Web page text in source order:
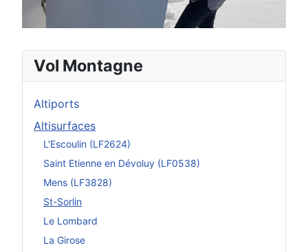
Vol Montagne
Altiports
Altisurfaces
L'Escoulin (LF2624)
Saint Etienne en Dévoluy (LF0538)
Mens (LF3828)
St-Sorlin
Le Lombard
La Girose